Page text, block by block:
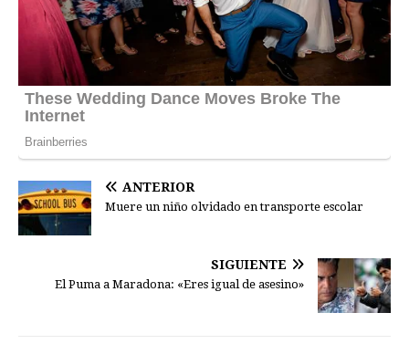
ANTERIOR
Muere un niño olvidado en transporte escolar
SIGUIENTE
El Puma a Maradona: «Eres igual de asesino»